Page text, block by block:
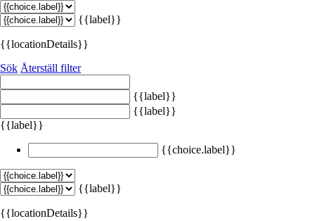
{{label}}
{{locationDetails}}
Sök Återställ filter
{{label}}
{{label}}
{{label}}
{{choice.label}}
{{label}}
{{locationDetails}}